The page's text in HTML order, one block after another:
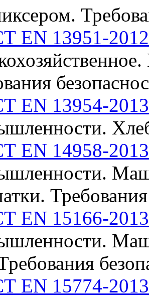
EN 13951-2012
EN 13954-2013
EN 14958-2013
EN 15166-2013
EN 15774-2013